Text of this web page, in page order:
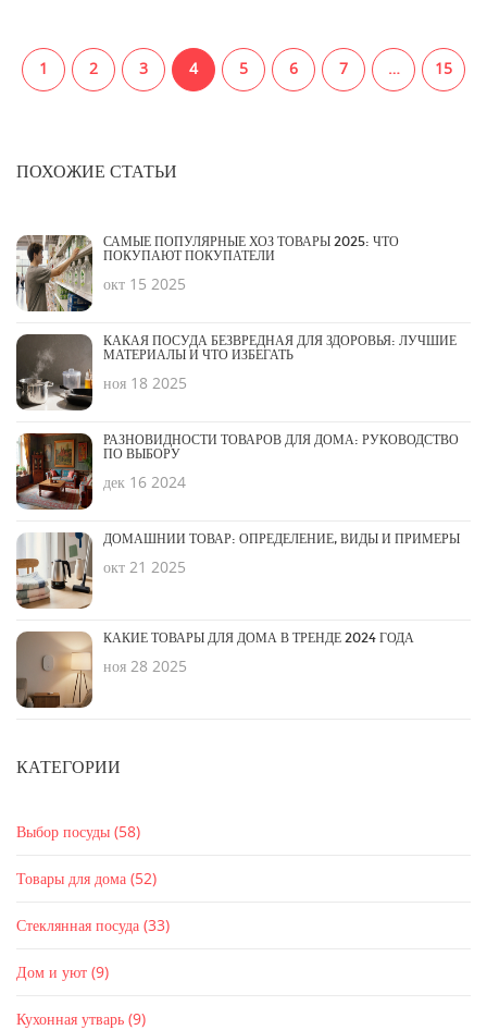
1 2 3 4 5 6 7 … 15
ПОХОЖИЕ СТАТЬИ
САМЫЕ ПОПУЛЯРНЫЕ ХОЗ ТОВАРЫ 2025: ЧТО
ПОКУПАЮТ ПОКУПАТЕЛИ
окт 15 2025
КАКАЯ ПОСУДА БЕЗВРЕДНАЯ ДЛЯ ЗДОРОВЬЯ: ЛУЧШИЕ
МАТЕРИАЛЫ И ЧТО ИЗБЕГАТЬ
ноя 18 2025
РАЗНОВИДНОСТИ ТОВАРОВ ДЛЯ ДОМА: РУКОВОДСТВО
ПО ВЫБОРУ
дек 16 2024
ДОМАШНИЙ ТОВАР: ОПРЕДЕЛЕНИЕ, ВИДЫ И ПРИМЕРЫ
окт 21 2025
КАКИЕ ТОВАРЫ ДЛЯ ДОМА В ТРЕНДЕ 2024 ГОДА
ноя 28 2025
КАТЕГОРИИ
Выбор посуды (58)
Товары для дома (52)
Стеклянная посуда (33)
Дом и уют (9)
Кухонная утварь (9)